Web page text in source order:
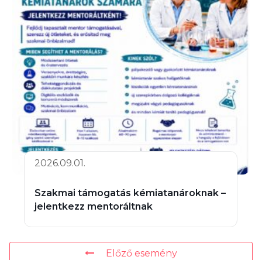
2026.09.01.
Szakmai támogatás kémiatanároknak –
jelentkezz mentoráltnak
Előző esemény